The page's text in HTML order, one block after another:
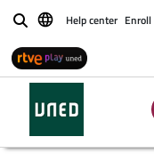
BuscarHelp center Enroll